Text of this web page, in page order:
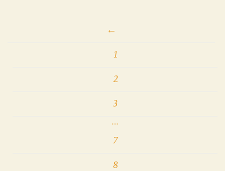
←
1
2
3
…
7
8